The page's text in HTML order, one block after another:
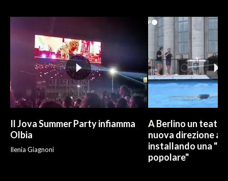
ABBONATI
ANNUNCI
NECROLOGI
PUBBLICITÀ
SPIAGGE
Il Jova Summer Party infiamma
Olbia
Ilenia Giagnoni
A Berlino un
nuova direzione
installando una
popolare"